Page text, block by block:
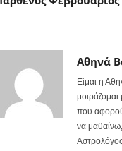
Αθηνά
Είμαι η
μοιράζομαι
που
να